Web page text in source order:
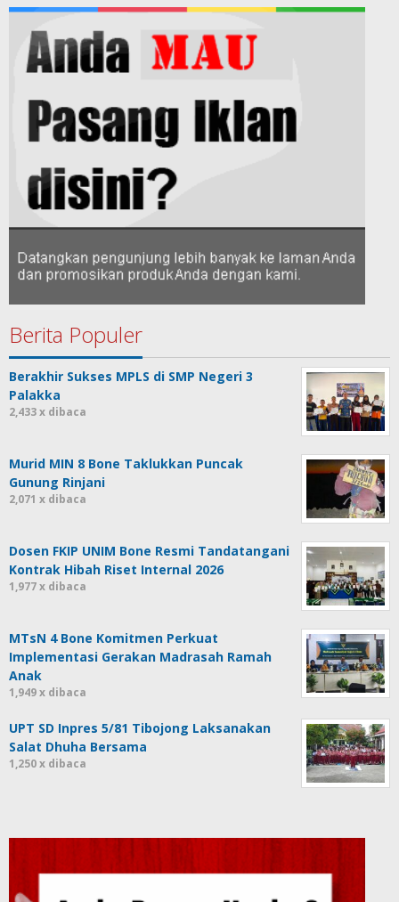
Berita Populer
Berakhir Sukses MPLS di SMP Negeri 3
Palakka
2,433 x dibaca
Murid MIN 8 Bone Taklukkan Puncak
Gunung Rinjani
2,071 x dibaca
Dosen FKIP UNIM Bone Resmi Tandatangani
Kontrak Hibah Riset Internal 2026
1,977 x dibaca
MTsN 4 Bone Komitmen Perkuat
Implementasi Gerakan Madrasah Ramah
Anak
1,949 x dibaca
UPT SD Inpres 5/81 Tibojong Laksanakan
Salat Dhuha Bersama
1,250 x dibaca